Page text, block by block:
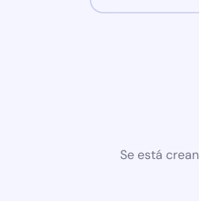
Se está